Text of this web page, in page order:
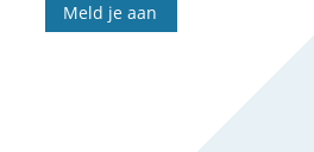
Meld je aan